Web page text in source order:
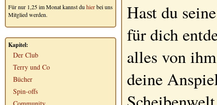
Für nur 1,25 im Monat kannst du hierbei uns
Mitglied werden.
Kapitel:
Der Club
Terry und Co
Bücher
Spin-offs
Hast du
für dich
alles von
deine